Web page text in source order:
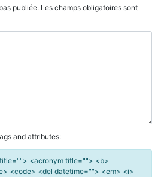
publiée. Les champs obligatoires sont
and attributes:
<acronym title=""> <b>
<code> <del datetime=""> <em> <i>